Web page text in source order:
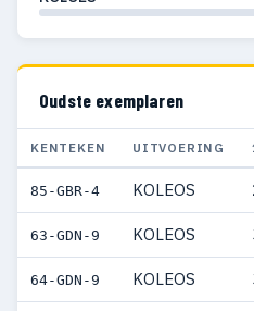
Oudste exemplaren
KENTEKEN UITVOERING
85-GBR-4 KOLEOS
63-GDN-9 KOLEOS
64-GDN-9 KOLEOS